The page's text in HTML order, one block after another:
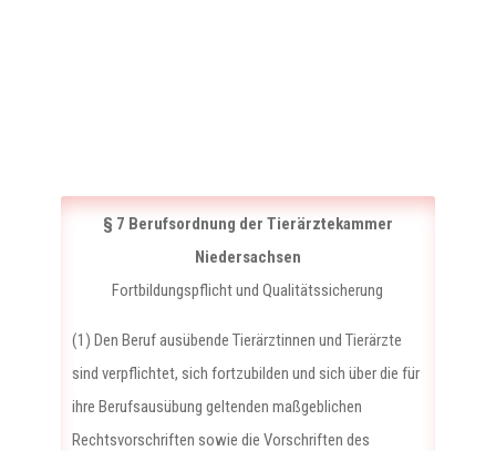
§ 7 Berufsordnung der Tierärztekammer
Niedersachsen
Fortbildungspflicht und Qualitätssicherung
(1) Den Beruf ausübende Tierärztinnen und Tierärzte
sind verpflichtet, sich fortzubilden und sich über die für
ihre Berufsausübung geltenden maßgeblichen
Rechtsvorschriften sowie die Vorschriften des